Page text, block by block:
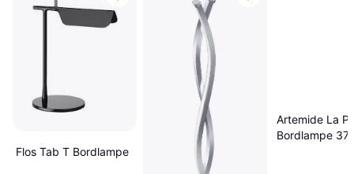
Flos Tab T Bordlampe
Artemide La
Bordlampe